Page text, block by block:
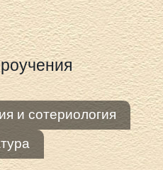
и сотериология